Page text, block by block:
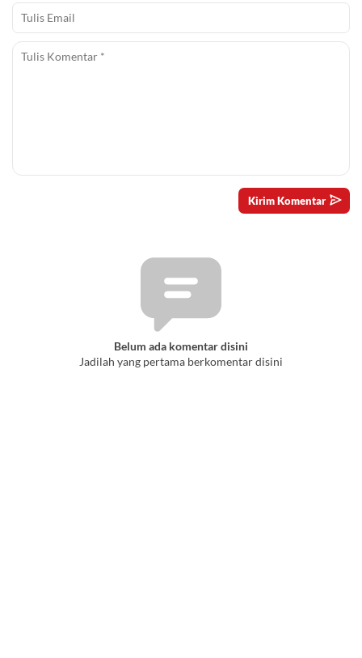
Belum ada komentar disini
Jadilah yang pertama berkomentar disini